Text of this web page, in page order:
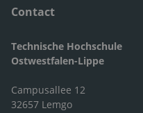
Contact
Technische Hochschule
Ostwestfalen-Lippe
Campusallee 12
32657 Lemgo